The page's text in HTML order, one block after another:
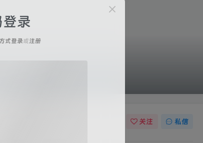
全部DLCs
关注 私信
录
式登录或注册